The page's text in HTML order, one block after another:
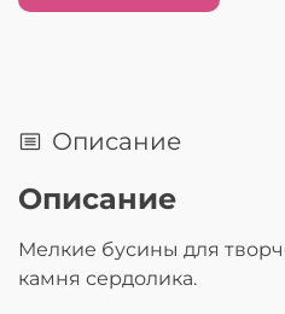
Описание
Описание
Мелкие бусины для
камня сердолика.